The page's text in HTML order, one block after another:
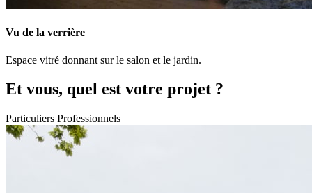
Vu de la verrière
Espace vitré donnant sur le salon et le jardin.
Et vous, quel est votre projet ?
Particuliers Professionnels